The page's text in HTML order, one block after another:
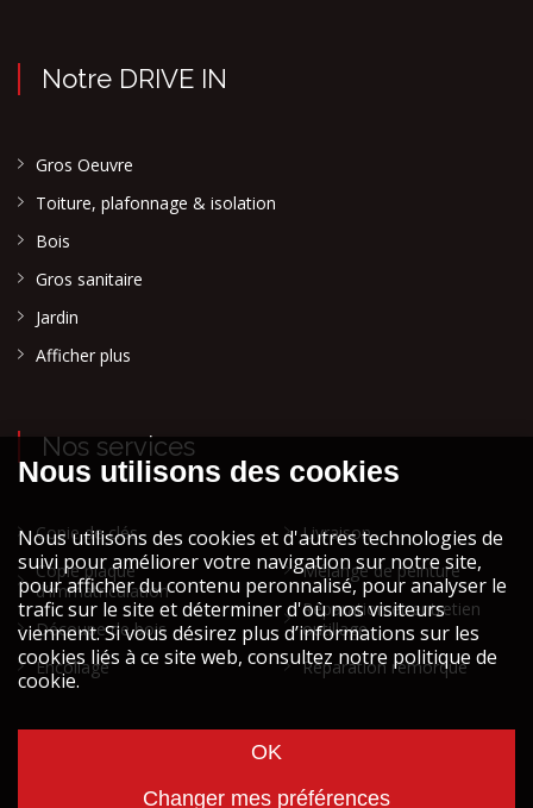
Notre DRIVE IN
Gros Oeuvre
Toiture, plafonnage & isolation
Bois
Gros sanitaire
Jardin
Afficher plus
Nos services
Copie de clés
Copie plaque
d'immatriculation
Découpe de bois
Encollage
Livraison
Mélange de peinture
Réparation et entretien
outillage
Réparation remorque
Mentions légales STOCK ATH